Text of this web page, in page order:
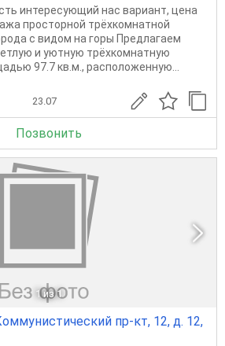
интересующий нас вариант, цена
просторной трёхкомнатной
с видом на горы Предлагаем
и уютную трёхкомнатную
97.7 кв.м., расположенную...
23.07
Позвонить
1 из 1
пр-кт, 12, д. 12,